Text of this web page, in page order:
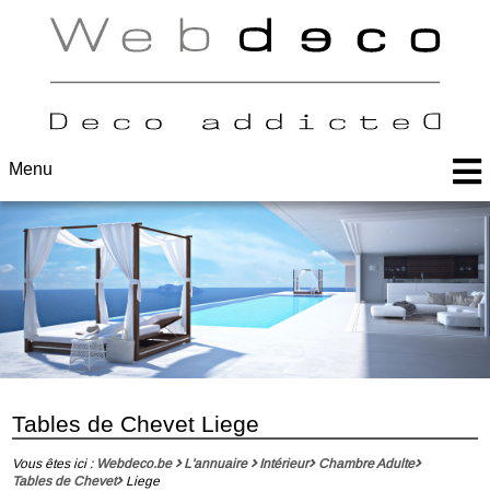
Menu
Tables de Chevet Liege
Vous êtes ici : Webdeco.be L'annuaire Intérieur
Chambre Adulte
Tables de Chevet
Liege